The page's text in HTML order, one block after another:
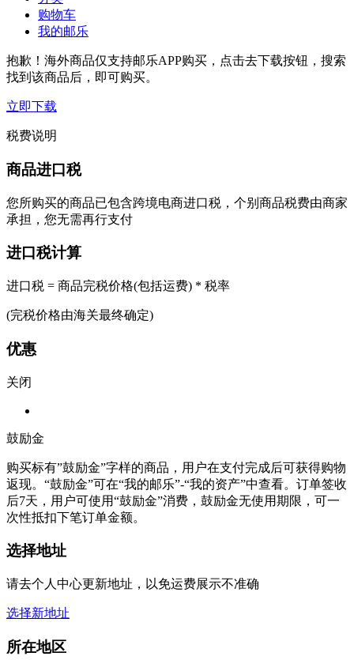
购物车
我的邮乐
抱歉！海外商品仅支持邮乐APP购买，点击去下载按钮，搜索
找到该商品后，即可购买。
立即下载
税费说明
商品进口税
您所购买的商品已包含跨境电商进口税，个别商品税费由商家
承担，您无需再行支付
进口税计算
进口税 = 商品完税价格(包括运费) * 税率
(完税价格由海关最终确定)
优惠
关闭
鼓励金
购买标有”鼓励金”字样的商品，用户在支付完成后可获得购物
返现。“鼓励金”可在“我的邮乐”-“我的资产”中查看。订单签收
后7天，用户可使用“鼓励金”消费，鼓励金无使用期限，可一
次性抵扣下笔订单金额。
选择地址
请去个人中心更新地址，以免运费展示不准确
选择新地址
所在地区